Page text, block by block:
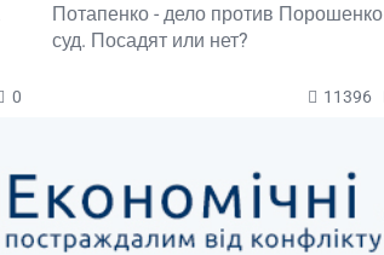
0
Потапенко - дело против Порошенко
суд. Посадят или нет?
11396